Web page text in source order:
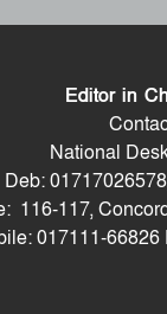
Editor in
National
116-117,
017111-